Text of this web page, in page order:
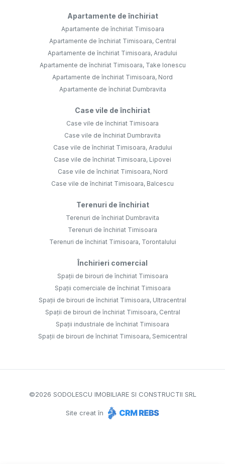
Apartamente de închiriat
Apartamente de închiriat Timisoara
Apartamente de închiriat Timisoara, Central
Apartamente de închiriat Timisoara, Aradului
Apartamente de închiriat Timisoara, Take Ionescu
Apartamente de închiriat Timisoara, Nord
Apartamente de închiriat Dumbravita
Case vile de închiriat
Case vile de închiriat Timisoara
Case vile de închiriat Dumbravita
Case vile de închiriat Timisoara, Aradului
Case vile de închiriat Timisoara, Lipovei
Case vile de închiriat Timisoara, Nord
Case vile de închiriat Timisoara, Balcescu
Terenuri de închiriat
Terenuri de închiriat Dumbravita
Terenuri de închiriat Timisoara
Terenuri de închiriat Timisoara, Torontalului
Închirieri comercial
Spații de birouri de închiriat Timisoara
Spații comerciale de închiriat Timisoara
Spații de birouri de închiriat Timisoara, Ultracentral
Spații de birouri de închiriat Timisoara, Central
Spații industriale de închiriat Timisoara
Spații de birouri de închiriat Timisoara, Semicentral
©2026 SODOLESCU IMOBILIARE SI CONSTRUCTII SRL
Site creat în